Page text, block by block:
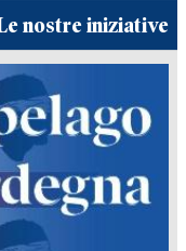
nostre iniziative